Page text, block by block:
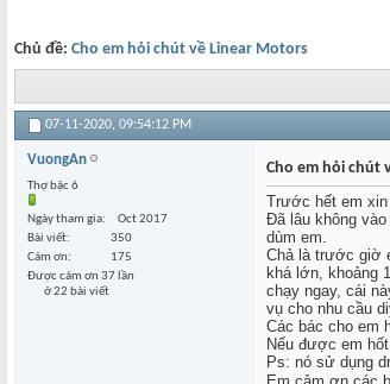
Chủ đề: Cho em hỏi chút về Linear Motors
07-11-2020, 09:54:12 PM
VuongAn
Thợ bậc 6
Ngày tham gia
Oct 2017
Bài viết
350
Cám ơn
175
Được cám ơn 37 lần
ở 22 bài viết
Cho em hỏi chút
Trước hết em xin
Đã lâu không
dùm em.
Chả là trước giờ
khá lớn, khoảng
chạy ngay, cái
vụ cho nhu cầu
Các bác cho em
Nếu được em
Ps: nó sử dụng